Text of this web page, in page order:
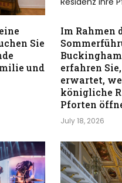
Sie
und
Im Rahmen
erfahren
erwartet,
königliche
Pforten
July 18, 2026